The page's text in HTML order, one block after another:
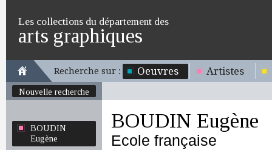
Les collections du département des
arts graphiques
Recherche sur : Oeuvres Artistes
Nouvelle recherche
BOUDIN
Eugène
BOUDIN Eugène
Ecole française